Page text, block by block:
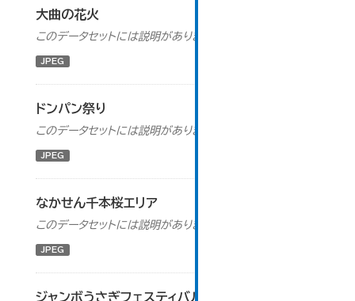
大曲の花火
このデータセットには説明がありません
JPEG
ドンパン祭り
このデータセットには説明がありません
JPEG
なかせん千本桜エリア
このデータセットには説明がありません
JPEG
ジャンボうさぎフェスティバル